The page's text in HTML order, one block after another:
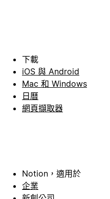
下載
iOS 與 Android
Mac 和 Windows
日曆
網頁擷取器
Notion，適用於
企業